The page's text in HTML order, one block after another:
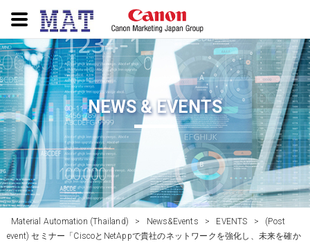
NEWS & EVENTS
Material Automation (Thailand) > News&Events > EVENTS >
(Post
event) セミナー「CiscoとNetAppで貴社のネットワークを強化し、未来を確か